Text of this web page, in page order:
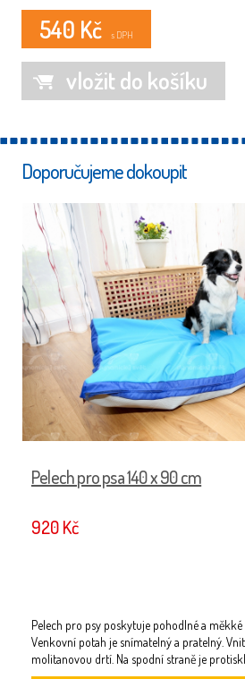
540 Kč s DPH
vložit do košíku
Doporučujeme dokoupit
Pelech pro psa 140 x 90 cm
920 Kč
Pelech pro psy poskytuje pohodlné a
Venkovní potah je snímatelný a pratelný.
molitanovou drtí. Na spodní straně je